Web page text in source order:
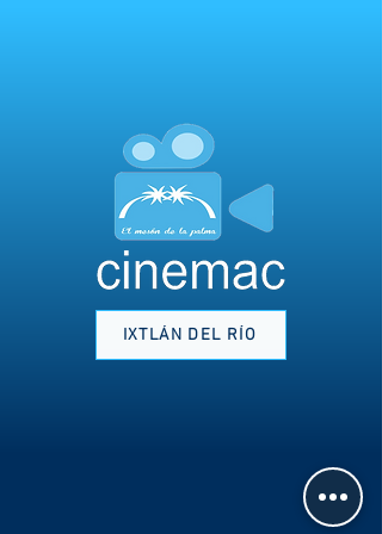
IXTLÁN DEL RÍO